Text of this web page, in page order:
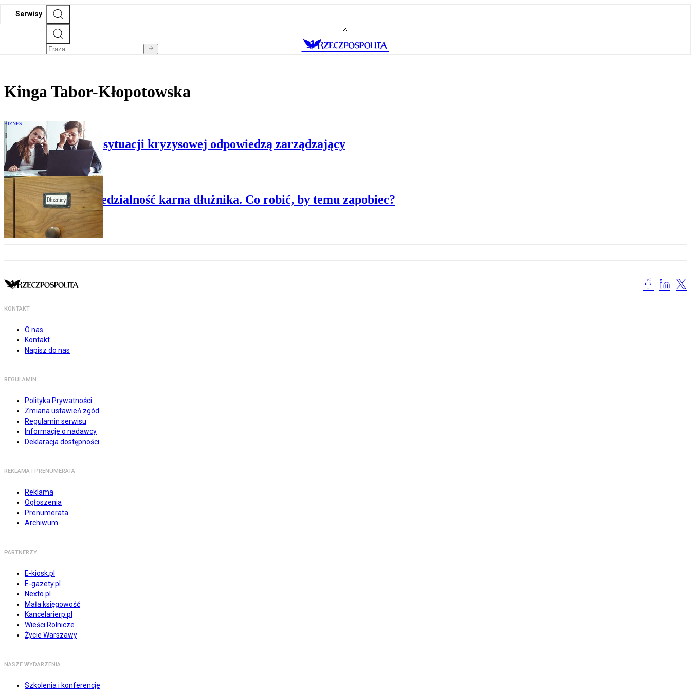
Serwisy
Kinga Tabor-Kłopotowska
BIZNES
Za brak działań w sytuacji kryzysowej odpowiedzą zarządzający
BIZNES
Odpowiedzialność karna dłużnika. Co robić, by temu zapobiec?
KONTAKT
O nas
Kontakt
Napisz do nas
REGULAMIN
Polityka Prywatności
Zmiana ustawień zgód
Regulamin serwisu
Informacje o nadawcy
Deklaracja dostępności
REKLAMA I PRENUMERATA
Reklama
Ogłoszenia
Prenumerata
Archiwum
PARTNERZY
E-kiosk.pl
E-gazety.pl
Nexto.pl
Mała księgowość
Kancelarierp.pl
Wieści Rolnicze
Życie Warszawy
NASZE WYDARZENIA
Szkolenia i konferencje